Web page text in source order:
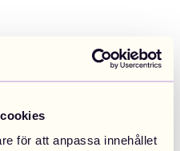
för att anpassa innehållet